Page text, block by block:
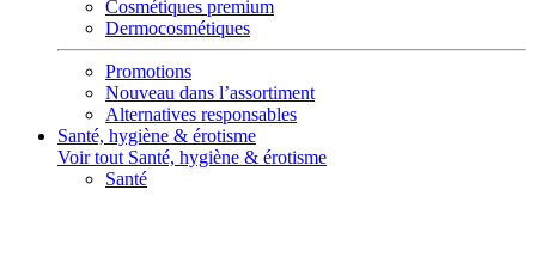
Cosmétiques premium
Dermocosmétiques
Promotions
Nouveau dans l’assortiment
Alternatives responsables
Santé, hygiène & érotisme
Voir tout Santé, hygiène & érotisme
Santé